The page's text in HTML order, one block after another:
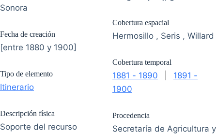
Sonora
Fecha de creación
[entre 1880 y 1900]
Tipo de elemento
Itinerario
Descripción física
Soporte del recurso
Cobertura espacial
Hermosillo , Seris , Willard
Cobertura temporal
1881 - 1890
1891 -
1900
Procedencia
Secretaría de Agricultura y